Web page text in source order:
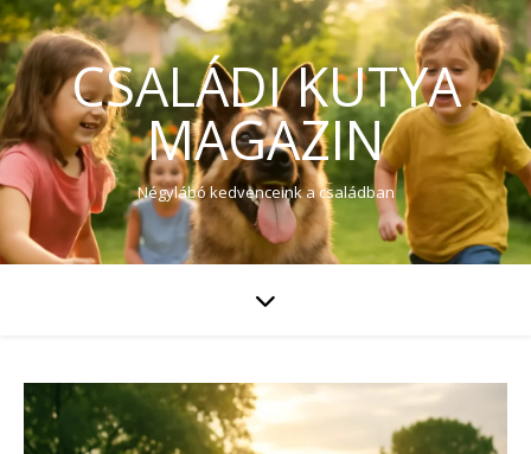
CSALÁDI KUTYA
MAGAZIN
Négylábó kedvenceink a családban